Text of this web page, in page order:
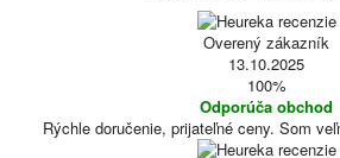
Overený zákazník
13.10.2025
100%
Odporúča obchod
Rýchle doručenie, prijateľné ceny. Som